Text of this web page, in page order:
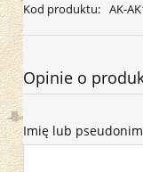
Kod produktu: AK-
Opinie o
Imię lub